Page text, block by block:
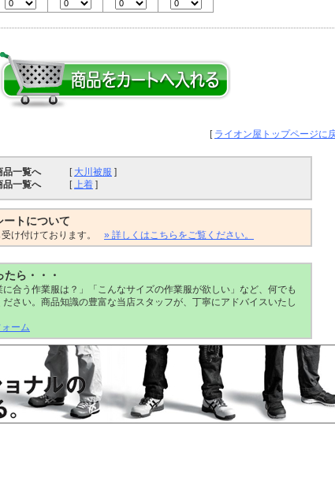
[ ライオン屋トップページに
品一覧へ [ 大川被服 ]
品一覧へ
[上着 ]
ートについて
け付けております。 » 詳しくはこちらをご覧ください。
ら・・・
に合う作業服は？」「こんなサイズの作業服が欲しい」など、何でも
ださい。商品知識の豊富な当店スタッフが、丁寧にアドバイスいたし
ーム